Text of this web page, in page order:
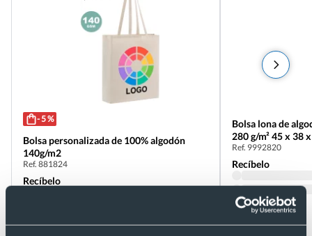
- 5 %
Bolsa personalizada de 100% algodón
140g/m2
Ref. 881824
Recíbelo
Bolsa lona de
280 g/m² 45 x 38
Ref. 9992820
Recíbelo